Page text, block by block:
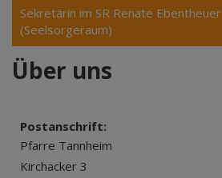
Sekretärin im SR Renate Ebentheuer
(Seelsorgeraum)
Über uns
Postanschrift:
Pfarre Tannheim
Kirchacker 3